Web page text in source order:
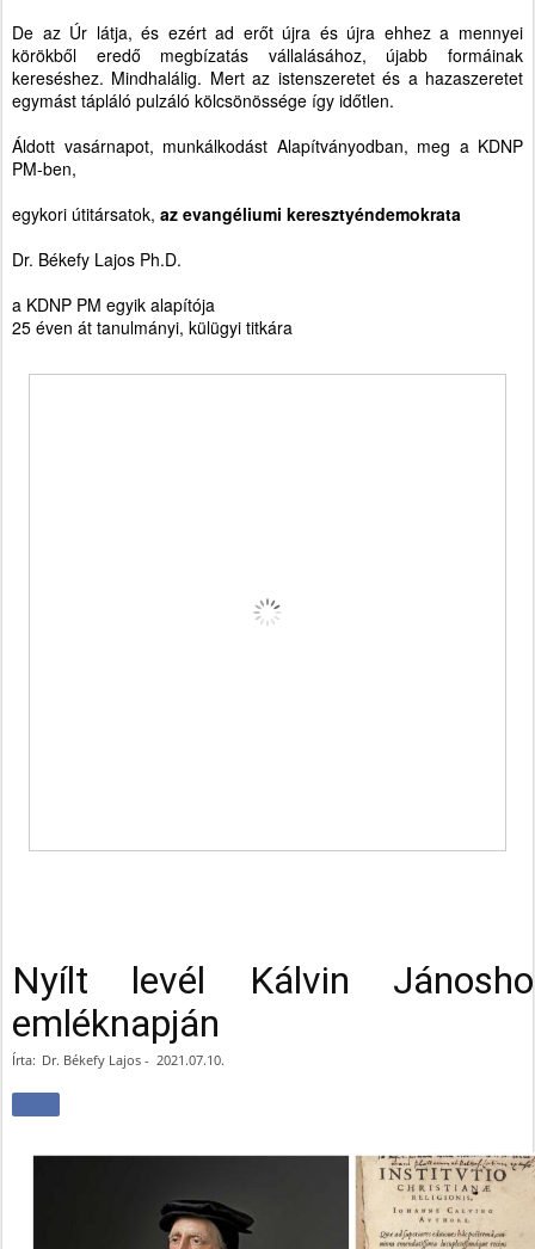
De az Úr látja, és ezért ad erőt újra és újra ehhez a mennyei
körökből eredő megbízatás vállalásához, újabb formáinak
kereséshez. Mindhalálig. Mert az istenszeretet és a hazaszeretet
egymást tápláló pulzáló kölcsönössége így időtlen.
Áldott vasárnapot, munkálkodást Alapítványodban, meg a KDNP
PM-ben,
egykori útitársatok, az evangéliumi keresztyéndemokrata
Dr. Békefy Lajos Ph.D.
a KDNP PM egyik alapítója
25 éven át tanulmányi, külügyi titkára
Nyílt levél Kálvin
emléknapján
Írta: Dr. Békefy Lajos - 2021.07.10.